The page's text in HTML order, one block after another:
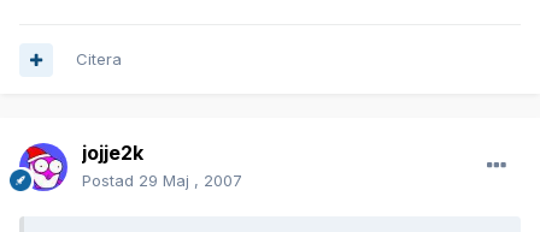
Citera
jojje2k
Postad 29 Maj , 2007